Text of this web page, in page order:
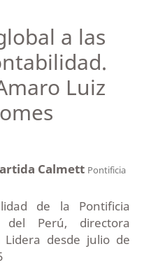
a las
Luiz
Calmett Pontificia
de la Pontificia
del Perú, directora
desde julio de